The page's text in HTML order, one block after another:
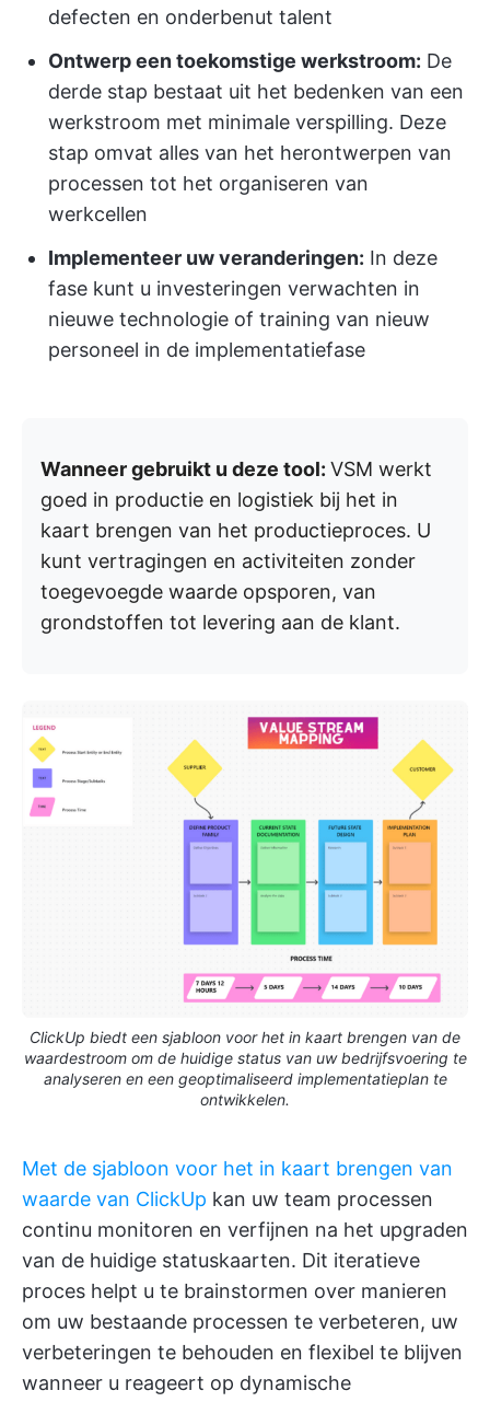
defecten en onderbenut talent
Ontwerp een toekomstige werkstroom: De
derde stap bestaat uit het bedenken van een
werkstroom met minimale verspilling. Deze
stap omvat alles van het herontwerpen van
processen tot het organiseren van
werkcellen
Implementeer uw veranderingen: In deze
fase kunt u investeringen verwachten in
nieuwe technologie of training van nieuw
personeel in de implementatiefase
Wanneer gebruikt u deze tool: VSM werkt
goed in productie en logistiek bij het in
kaart brengen van het productieproces. U
kunt vertragingen en activiteiten zonder
toegevoegde waarde opsporen, van
grondstoffen tot levering aan de klant.
ClickUp biedt een sjabloon voor het in kaart brengen van de
waardestroom om de huidige status van uw bedrijfsvoering te
analyseren en een geoptimaliseerd implementatieplan te
ontwikkelen.
Met de sjabloon voor het in kaart brengen van
waarde van ClickUp kan uw team processen
continu monitoren en verfijnen na het upgraden
van de huidige statuskaarten. Dit iteratieve
proces helpt u te brainstormen over manieren
om uw bestaande processen te verbeteren, uw
verbeteringen te behouden en flexibel te blijven
wanneer u reageert op dynamische